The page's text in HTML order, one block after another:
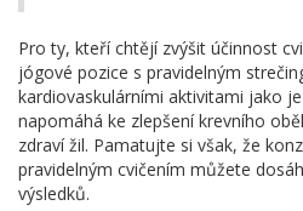
Pro ty, kteří chtějí zvýšit účinnost
jógové pozice s pravidelným
kardiovaskulárními aktivitami jako
napomáhá ke zlepšení krevního
zdraví žil. Pamatujte si však, že
pravidelným cvičením můžete
výsledků.